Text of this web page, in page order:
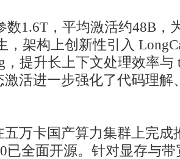
数1.6T，平均激活约48B，
，架构上创新性引入
，提升长上下文处理效率
激活进一步强化了代码理解
万卡国产算力集群上完成
已全面开源。针对显存与